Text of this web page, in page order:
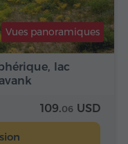
lac
Vues panoramiques
109.06 USD